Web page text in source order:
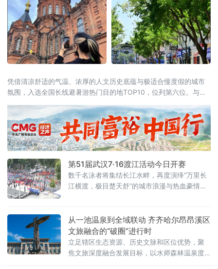
凭借清凉舒适的气温、浓厚的人文历史底蕴与极适合慢度假的城市
氛围，入选全国长线避暑游热门目的地TOP10，位列第六位。与此
双上榜，让“避暑胜地·清凉龙江”的品牌在这个夏天格外耀眼。“天然
空调”是最硬核的底牌当全国多地持续“炙烤”模式，哈尔滨的清凉堪
称
第51届武汉7·16渡江活动今日开赛
数千名泳者将集结长江水畔，再度演绎“万里长
江横渡，极目楚天舒”的城市浪漫与热血豪情。
性与全民参与性。参赛选手均在武昌汉阳门1号
明口码头下水，个人抢渡长江挑战赛至汉阳南
岸嘴起水，全程游程约1800米，经过十
从一池温泉到全域联动 齐齐哈尔昂昂溪区
文旅融合的“破圈”进行时
立足辖区生态资源、历史文脉和区位优势，聚
焦文旅深度融合发展目标，以水师森林温泉度